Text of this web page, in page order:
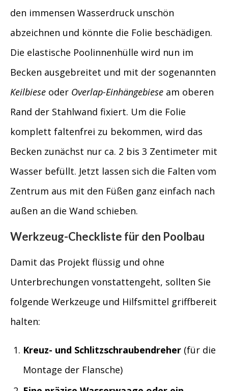
den immensen Wasserdruck unschön
abzeichnen und könnte die Folie beschädigen.
Die elastische Poolinnenhülle wird nun im
Becken ausgebreitet und mit der sogenannten
Keilbiese oder Overlap-Einhängebiese am oberen
Rand der Stahlwand fixiert. Um die Folie
komplett faltenfrei zu bekommen, wird das
Becken zunächst nur ca. 2 bis 3 Zentimeter mit
Wasser befüllt. Jetzt lassen sich die Falten vom
Zentrum aus mit den Füßen ganz einfach nach
außen an die Wand schieben.
Werkzeug-Checkliste für den Poolbau
Damit das Projekt flüssig und ohne
Unterbrechungen vonstattengeht, sollten Sie
folgende Werkzeuge und Hilfsmittel griffbereit
halten:
Kreuz- und Schlitzschraubendreher (für die
Montage der Flansche)